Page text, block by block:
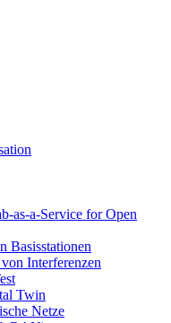
as-a-Service for Open
Basisstationen
Interferenzen
Twin
Netze